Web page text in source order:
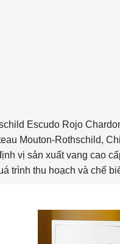
Escudo Rojo
Mouton-Rothschild,
vị sản xuất vang cao
trình thu hoạch và chế